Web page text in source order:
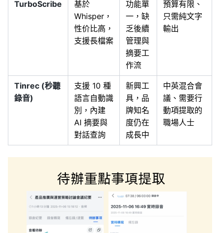
TurboScribe
基於
Whisper，
性价比高，
支援長檔案
功能單
一，缺
乏後續
管理與
摘要工
作流
預算有限、
只需純文字
輸出
Tinrec (秒聽
錄音)
支援 10 種
語言自動識
別，內建
AI 摘要與
對話查詢
新興工
具，品
牌知名
度仍在
成長中
中英混合會
議、需要行
動項提取的
職場人士